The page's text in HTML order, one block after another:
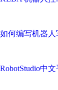
如何编写机器人
RobotStudio中